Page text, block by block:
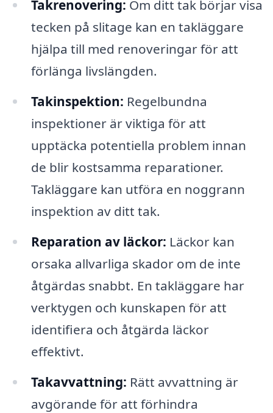
Takrenovering: Om ditt tak börjar visa
tecken på slitage kan en takläggare
hjälpa till med renoveringar för att
förlänga livslängden.
Takinspektion: Regelbundna
inspektioner är viktiga för att
upptäcka potentiella problem innan
de blir kostsamma reparationer.
Takläggare kan utföra en noggrann
inspektion av ditt tak.
Reparation av läckor: Läckor kan
orsaka allvarliga skador om de inte
åtgärdas snabbt. En takläggare har
verktygen och kunskapen för att
identifiera och åtgärda läckor
effektivt.
Takavvattning: Rätt avvattning är
avgörande för att förhindra